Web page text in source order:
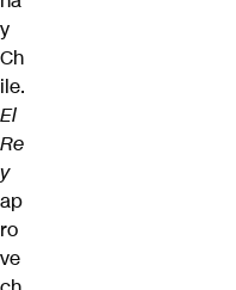
y
Ch
ile.
El
Re
y
ap
ro
ve